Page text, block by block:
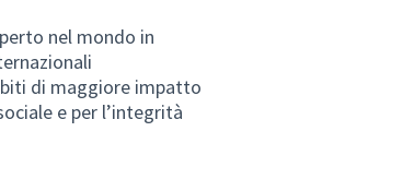
nel mondo in
di maggiore impatto
e per l’integrità